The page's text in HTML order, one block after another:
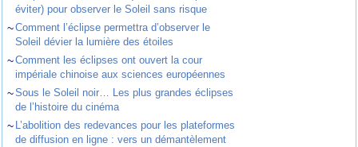
éviter) pour observer le Soleil sans risque
~Comment l’éclipse permettra d’observer le
Soleil dévier la lumière des étoiles
~Comment les éclipses ont ouvert la cour
impériale chinoise aux sciences européennes
~Sous le Soleil noir… Les plus grandes éclipses
de l’histoire du cinéma
~ L’abolition des redevances pour les plateformes
de diffusion en ligne : vers un démantèlement